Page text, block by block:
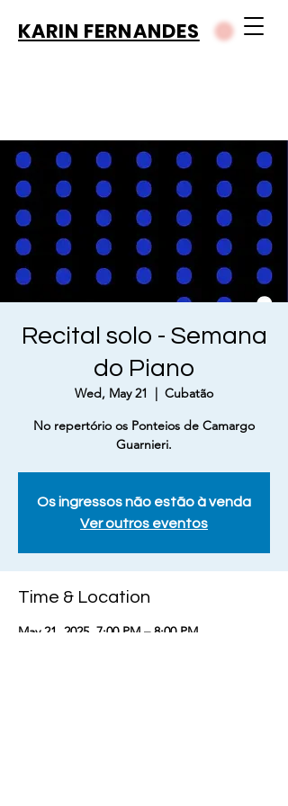
KARIN FERNANDES
Recital solo - Semana
do Piano
Wed, May 21
  |
Cubatão
No repertório os Ponteios de Camargo
Guarnieri.
Os ingressos não estão à venda
Ver outros eventos
Time & Location
May 21, 2025, 7:00 PM – 8:00 PM